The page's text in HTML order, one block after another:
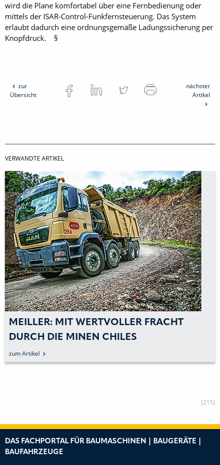
wird die Plane komfortabel über eine Fernbedienung oder
mittels der ISAR-Control-Funkfernsteuerung. Das System
erlaubt dadurch eine ordnungsgemäße Ladungssicherung per
Knopfdruck. §
zur
Übersicht
nächster
Artikel
VERWANDTE ARTIKEL
MEILLER: MIT WERTVOLLER FRACHT
DURCH DIE MINEN CHILES
zum Artikel
[215]
DAS FACHPORTAL FÜR BAUMASCHINEN | BAUGERÄTE |
BAUFAHRZEUGE